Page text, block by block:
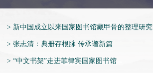
> 新中国成立以来国家图书馆藏甲骨的整理研究
> 张志清：典册存根脉 传承谱新篇
> “中文书架”走进菲律宾国家图书馆